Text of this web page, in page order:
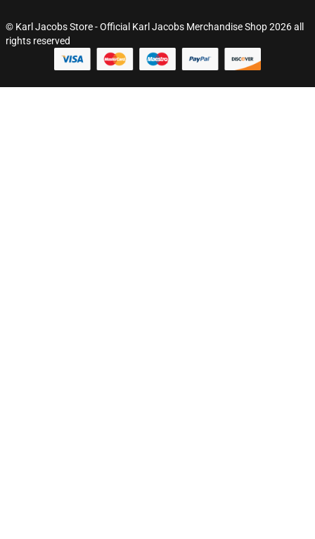
© Karl Jacobs Store - Official Karl Jacobs Merchandise Shop 2026 all
rights reserved